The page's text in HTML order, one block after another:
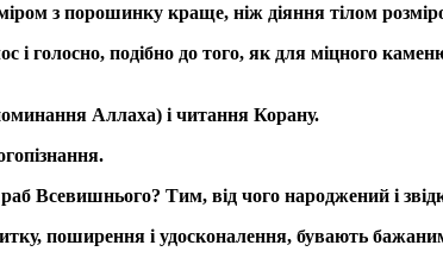
з порошинку краще, ніж діяння тілом
голосно, подібно до того, як для міцного
Аллаха) і читання Корану.
Всевишнього? Тим, від чого народжений і
поширення і удосконалення, бувають